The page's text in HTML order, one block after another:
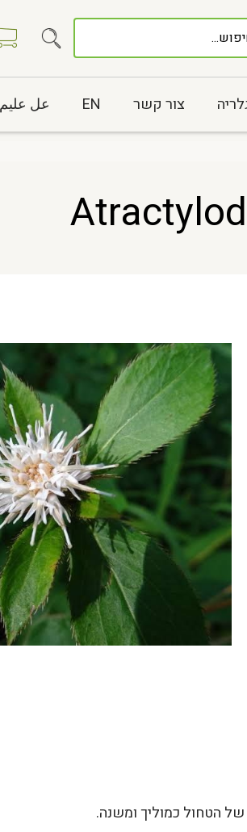
צור קשר EN عل عليم
הטחול כמוליך ומשנה.